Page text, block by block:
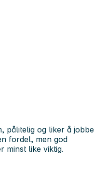
pålitelig og liker å jobbe
fordel, men god
minst like viktig.